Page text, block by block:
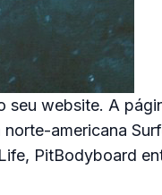
seu website. A
americana
PitBodyboard